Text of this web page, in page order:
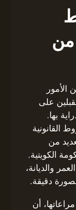
من
الأمور
على
بها.
القانونية
من
الكويتية.
والديانة،
دقيقة.
أن